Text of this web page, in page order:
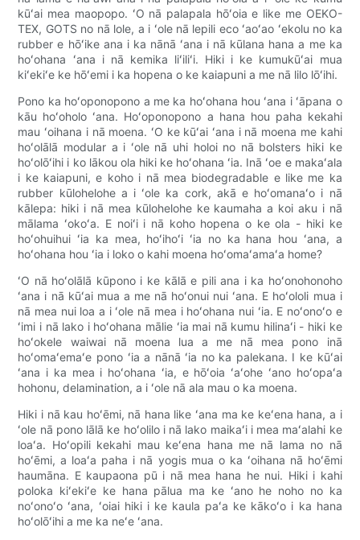
kūʻai mea maopopo. ʻO nā palapala hōʻoia e like me OEKO-
TEX, GOTS no nā lole, a i ʻole nā ​​​​​​lepili eco ʻaoʻao ʻekolu no ka
rubber e hōʻike ana i ka nānā ʻana i nā kūlana hana a me ka
hoʻohana ʻana i nā kemika liʻiliʻi. Hiki i ke kumukūʻai mua
kiʻekiʻe ke hōʻemi i ka hopena o ke kaiapuni a me nā lilo lōʻihi.
Pono ka hoʻoponopono a me ka hoʻohana hou ʻana i ʻāpana o
kāu hoʻoholo ʻana. Hoʻoponopono a hana hou paha kekahi
mau ʻoihana i nā moena. ʻO ke kūʻai ʻana i nā moena me kahi
hoʻolālā modular a i ʻole nā ​​​​uhi holoi no nā bolsters hiki ke
hoʻolōʻihi i ko lākou ola hiki ke hoʻohana ʻia. Inā ʻoe e makaʻala
i ke kaiapuni, e koho i nā mea biodegradable e like me ka
rubber kūlohelohe a i ʻole ka cork, akā e hoʻomanaʻo i nā
kālepa: hiki i nā mea kūlohelohe ke kaumaha a koi aku i nā
mālama ʻokoʻa. E noiʻi i nā koho hopena o ke ola - hiki ke
hoʻohuihui ʻia ka mea, hoʻihoʻi ʻia no ka hana hou ʻana, a
hoʻohana hou ʻia i loko o kahi moena hoʻomaʻamaʻa home?
ʻO nā hoʻolālā kūpono i ke kālā e pili ana i ka hoʻonohonoho
ʻana i nā kūʻai mua a me nā hoʻonui nui ʻana. E hoʻololi mua i
nā mea nui loa a i ʻole nā ​​mea i hoʻohana nui ʻia. E noʻonoʻo e
ʻimi i nā lako i hoʻohana mālie ʻia mai nā kumu hilinaʻi - hiki ke
hoʻokele waiwai nā moena lua a me nā mea pono inā
hoʻomaʻemaʻe pono ʻia a nānā ʻia no ka palekana. I ke kūʻai
ʻana i ka mea i hoʻohana ʻia, e hōʻoia ʻaʻohe ʻano hoʻopaʻa
hohonu, delamination, a i ʻole nā ​​​​ala mau o ka moena.
Hiki i nā kau hoʻēmi, nā hana like ʻana ma ke keʻena hana, a i
ʻole nā ​​pono lālā ke hoʻolilo i nā lako maikaʻi i mea maʻalahi ke
loaʻa. Hoʻopili kekahi mau keʻena hana me nā lama no nā
hoʻēmi, a loaʻa paha i nā yogis mua o ka ʻoihana nā hoʻēmi
haumāna. E kaupaona pū i nā mea hana he nui. Hiki i kahi
poloka kiʻekiʻe ke hana pālua ma ke ʻano he noho no ka
noʻonoʻo ʻana, ʻoiai hiki i ke kaula paʻa ke kākoʻo i ka hana
hoʻolōʻihi a me ka neʻe ʻana.